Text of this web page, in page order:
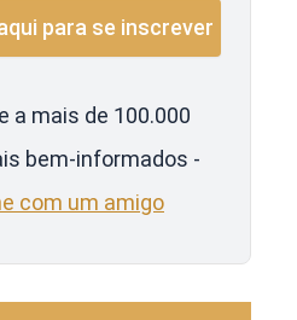
a mais de 100.000
bem-informados -
com um amigo